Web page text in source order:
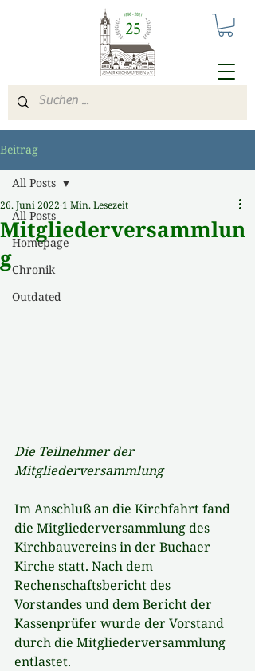
Beitrag
All Posts
Homepage
Chronik
Outdated
All Posts
Mitgliederversammlun
g
26. Juni 2022 1 Min. Lesezeit
Die Teilnehmer der
Mitgliederversammlung
Im Anschluß an die Kirchfahrt fand
die Mitgliederversammlung des
Kirchbauvereins in der Buchaer
Kirche statt. Nach dem
Rechenschaftsbericht des
Vorstandes und dem Bericht der
Kassenprüfer wurde der Vorstand
durch die Mitgliederversammlung
entlastet.